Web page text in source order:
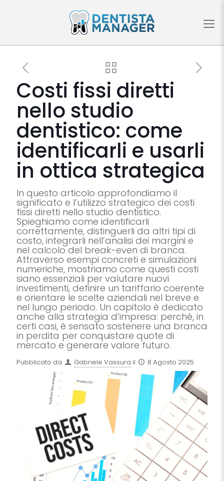
Costi fissi diretti
nello studio
dentistico: come
identificarli e usarli
in ottica strategica
In questo articolo approfondiamo il
significato e l’utilizzo strategico dei costi
fissi diretti nello studio dentistico.
Spieghiamo come identificarli
correttamente, distinguerli da altri tipi di
costo, integrarli nell’analisi dei margini e
nel calcolo del break-even di branca.
Attraverso esempi concreti e simulazioni
numeriche, mostriamo come questi costi
siano essenziali per valutare nuovi
investimenti, definire un tariffario coerente
e orientare le scelte aziendali nel breve e
nel lungo periodo. Un capitolo è dedicato
anche alla strategia d’impresa: perché, in
certi casi, è sensato sostenere una branca
in perdita per conquistare quote di
mercato e generare valore futuro.
Pubblicato da Gabriele Vassura il 8 Agosto 2025